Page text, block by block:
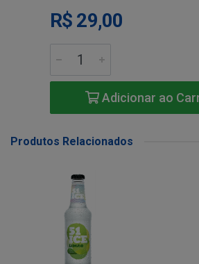
R$ 29,00
Adicionar ao
Produtos Relacionados